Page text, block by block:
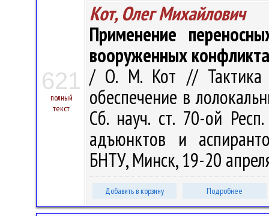
621
полный
текст
Кот, Олег Михайлович
Применение
вооруженных
/ О. М. Кот // Тактика
обеспечение в
Сб. науч. ст. 70-ой
адъюнктов и
БНТУ, Минск, 19-20
Добавить в корзину Подробнее